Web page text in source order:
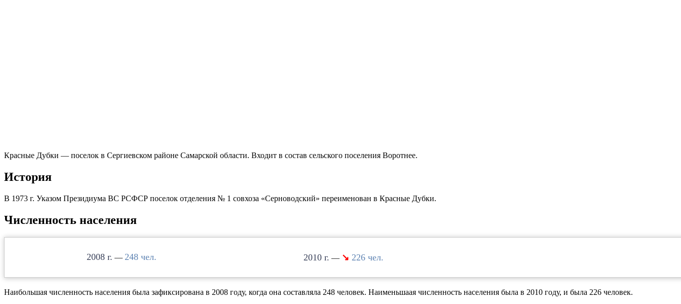
Красные Дубки — поселок в Сергиевском районе Самарской области. Входит в состав сельского поселения Воротнее.
История
В 1973 г. Указом Президиума ВС РСФСР поселок отделения № 1 совхоза «Серноводский» переименован в Красные Дубки.
Численность населения
2008 — 248 2010 — ↘ 226
Наибольшая численность населения была зафиксирована в 2008 году, когда она составляла 248 человек. Наименьшаая численность населения была в 2010 году, и была 226 человек.